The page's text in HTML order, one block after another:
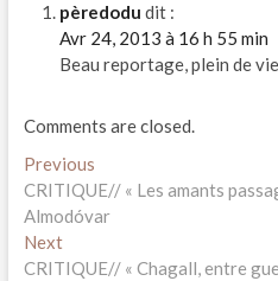
pèredodu dit :
Avr 24, 2013 à 16 h 55 min
Beau reportage, plein de
Comments are closed.
Navigation
de
l’article
PreviousPrevious
post:
CRITIQUE// « Les amants
Almodóvar
NextNext
post:
CRITIQUE// « Chagall, entre